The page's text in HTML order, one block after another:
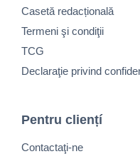
Casetă redacțională
Termeni şi condiţii
TCG
Declaraţie privind
Pentru cliențí
Contactaţi-ne